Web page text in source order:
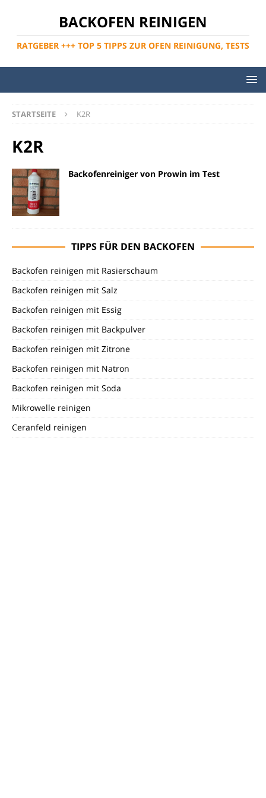
BACKOFEN REINIGEN
RATGEBER +++ TOP 5 TIPPS ZUR OFEN REINIGUNG, TESTS
STARTSEITE K2R
K2R
Backofenreiniger von Prowin im Test
TIPPS FÜR DEN BACKOFEN
Backofen reinigen mit Rasierschaum
Backofen reinigen mit Salz
Backofen reinigen mit Essig
Backofen reinigen mit Backpulver
Backofen reinigen mit Zitrone
Backofen reinigen mit Natron
Backofen reinigen mit Soda
Mikrowelle reinigen
Ceranfeld reinigen